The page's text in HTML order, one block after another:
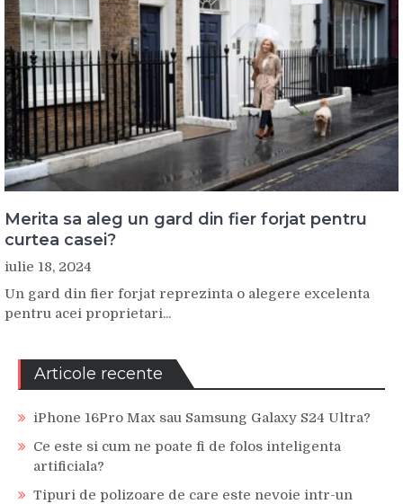
Merita sa aleg un gard din fier forjat pentru
curtea casei?
iulie 18, 2024
Un gard din fier forjat reprezinta o alegere excelenta
pentru acei proprietari...
Articole recente
iPhone 16Pro Max sau Samsung Galaxy S24 Ultra?
Ce este si cum ne poate fi de folos inteligenta
artificiala?
Tipuri de polizoare de care este nevoie intr-un